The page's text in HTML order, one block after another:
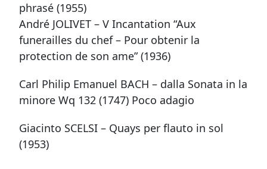
phrasé (1955)
André JOLIVET – V Incantation “Aux
funerailles du chef – Pour obtenir la
protection de son ame” (1936)
Carl Philip Emanuel BACH – dalla Sonata in la
minore Wq 132 (1747) Poco adagio
Giacinto SCELSI – Quays per flauto in sol
(1953)